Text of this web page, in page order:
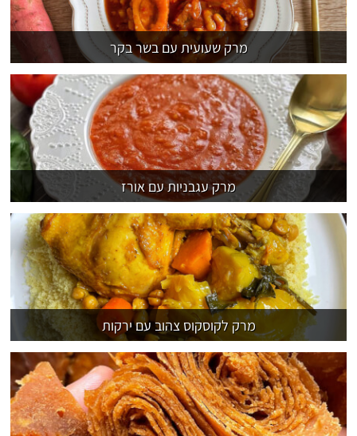
מרק שעועית עם בשר בקר
מרק עגבניות עם אורז
מרק לקוסקוס צהוב עם ירקות